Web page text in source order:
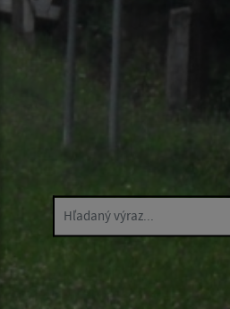
Hľadaný výraz...